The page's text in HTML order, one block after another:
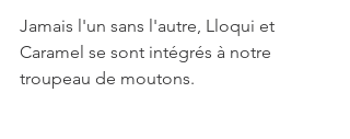
Jamais l'un sans l'autre, Lloqui et
Caramel se sont intégrés à notre
troupeau de moutons.